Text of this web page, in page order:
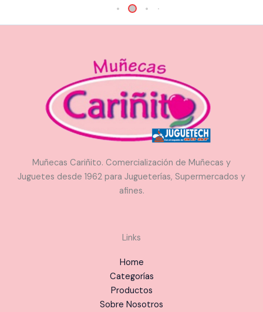
Muñecas Cariñito. Comercialización de Muñecas y
Juguetes desde 1962 para Jugueterías, Supermercados y
afines.
Links
Home
Categorías
Productos
Sobre Nosotros